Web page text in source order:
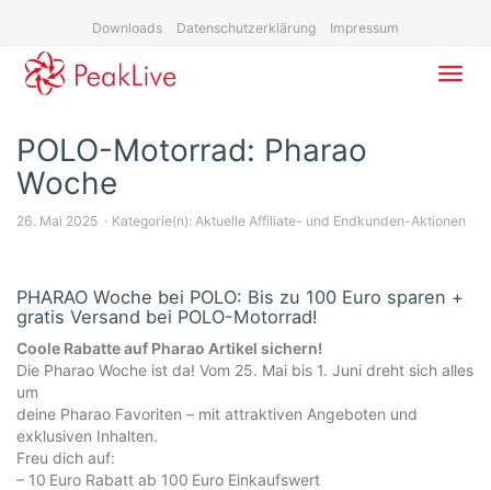
content
Downloads Datenschutzerklärung Impressum
POLO-Motorrad: Pharao
Woche
26. Mai 2025 Kategorie(n): Aktuelle Affiliate- und Endkunden-Aktionen
PHARAO Woche bei POLO: Bis zu 100 Euro sparen +
gratis Versand bei POLO-Motorrad!
Coole Rabatte auf Pharao Artikel sichern!
Die Pharao Woche ist da! Vom 25. Mai bis 1. Juni dreht sich alles
um
deine Pharao Favoriten – mit attraktiven Angeboten und
exklusiven Inhalten.
Freu dich auf:
– 10 Euro Rabatt ab 100 Euro Einkaufswert